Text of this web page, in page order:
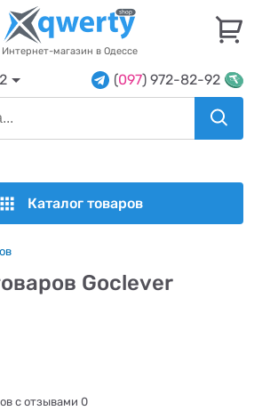
Интернет-магазин в Одессе
(097) 972-82-92
Каталог товаров
Goclever
с отзывами 0